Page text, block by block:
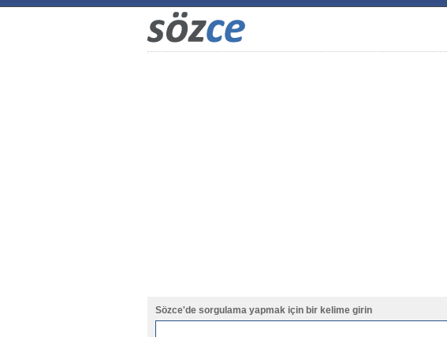
Sözce'de sorgulama yapmak için bir kelime girin